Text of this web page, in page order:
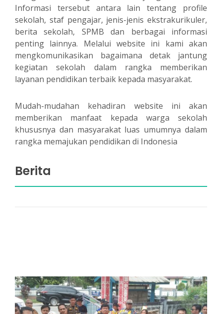
Informasi tersebut antara lain tentang profile
sekolah, staf pengajar, jenis-jenis ekstrakurikuler,
berita sekolah, SPMB dan berbagai informasi
penting lainnya. Melalui website ini kami akan
mengkomunikasikan bagaimana detak jantung
kegiatan sekolah dalam rangka memberikan
layanan pendidikan terbaik kepada masyarakat.
Mudah-mudahan kehadiran website ini akan
memberikan manfaat kepada warga sekolah
khususnya dan masyarakat luas umumnya dalam
rangka memajukan pendidikan di Indonesia
Berita